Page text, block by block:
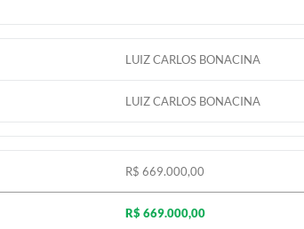
LUIZ CARLOS BONACINA
LUIZ CARLOS BONACINA
R$ 669.000,00
R$ 669.000,00